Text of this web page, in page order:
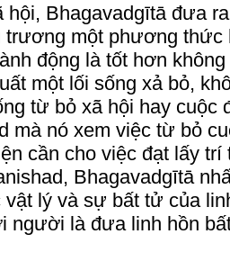
Bhagavadgītā đưa
một phương thức
động là tốt hơn
một lối sống xả bỏ,
từ bỏ xã hội hay cuộc
mà nó xem việc từ bỏ
cần cho việc đạt lấy trí
Bhagavadgītā
vật lý và sự bất tử của
người là đưa linh hồn